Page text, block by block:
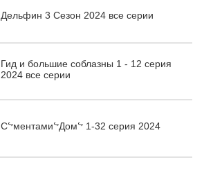
Дельфин 3 Сезон 2024 все серии
Гид и большие соблазны 1 - 12 серия
2024 все серии
СᖦментамиᖦДомᖦ 1-32 серия 2024